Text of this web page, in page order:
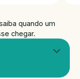
quando um
chegar.